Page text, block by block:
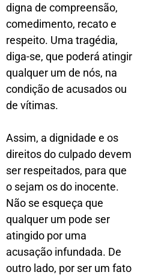
digna de compreensão,
comedimento, recato e
respeito. Uma tragédia,
diga-se, que poderá atingir
qualquer um de nós, na
condição de acusados ou
de vítimas.
Assim, a dignidade e os
direitos do culpado devem
ser respeitados, para que
o sejam os do inocente.
Não se esqueça que
qualquer um pode ser
atingido por uma
acusação infundada. De
outro lado, por ser um fato